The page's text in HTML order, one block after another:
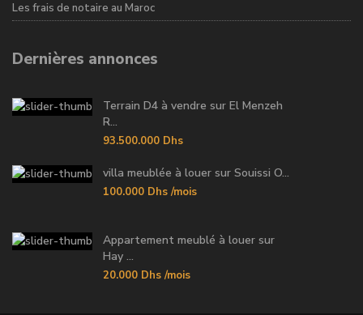
Les frais de notaire au Maroc
Dernières annonces
Terrain D4 à vendre sur El Menzeh
R...
93.500.000 Dhs
villa meublée à louer sur Souissi O...
100.000 Dhs /mois
Appartement meublé à louer sur
Hay ...
20.000 Dhs /mois